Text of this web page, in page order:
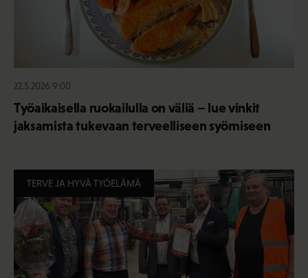
22.5.2026 9:00
Työaikaisella ruokailulla on väliä – lue vinkit
jaksamista tukevaan terveelliseen syömiseen
TERVE JA HYVÄ TYÖELÄMÄ